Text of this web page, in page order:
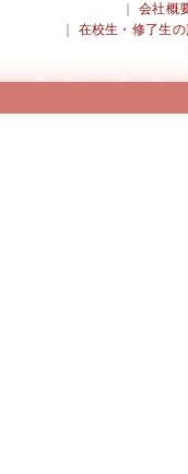
会社概
在校生・修了生の